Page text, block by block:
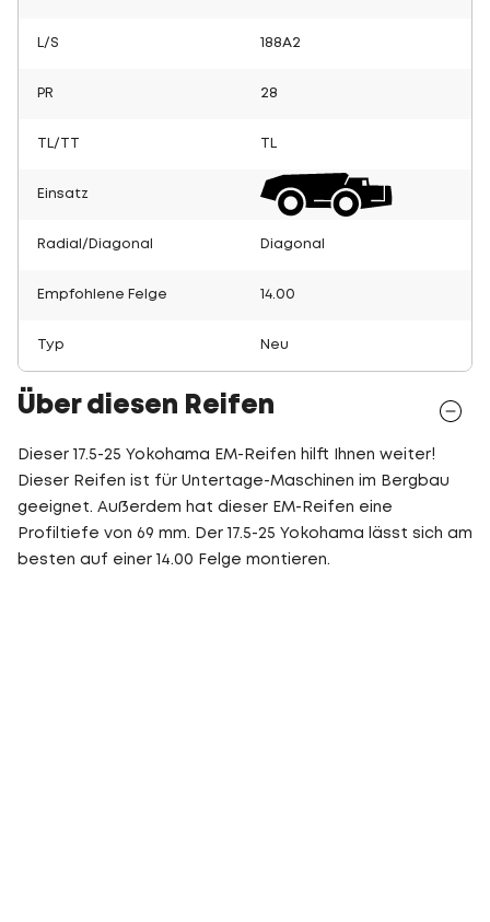
L/S 188A2
PR 28
TL/TT
Einsatz
Radial/Diagonal Diagonal
Empfohlene Felge 14.00
Typ Neu
Über diesen Reifen
Dieser 17.5-25 Yokohama EM-Reifen hilft Ihnen weiter!
Dieser Reifen ist für Untertage-Maschinen im Bergbau
geeignet. Außerdem hat dieser EM-Reifen eine
Profiltiefe von 69 mm. Der 17.5-25 Yokohama lässt sich am
besten auf einer 14.00 Felge montieren.